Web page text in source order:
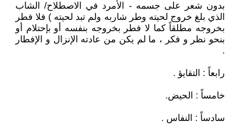
بدون شعر على جسمه - الأمرد في الاصطلاح/ الشاب
الذي بلغ خروج لحيته وطر شاربه ولم تبد لحيته ) فلا فطر
بخروجه مطلقاً كما لا فطر بخروجه بنفسه أو بإحتلام أو
بنحو نظر و فكر ، ما لم يكن من عادته الإنزال و الإفطار
.
رابعاً : التقايؤ .
خامساً : الحيض.
سادساً : النفاس .